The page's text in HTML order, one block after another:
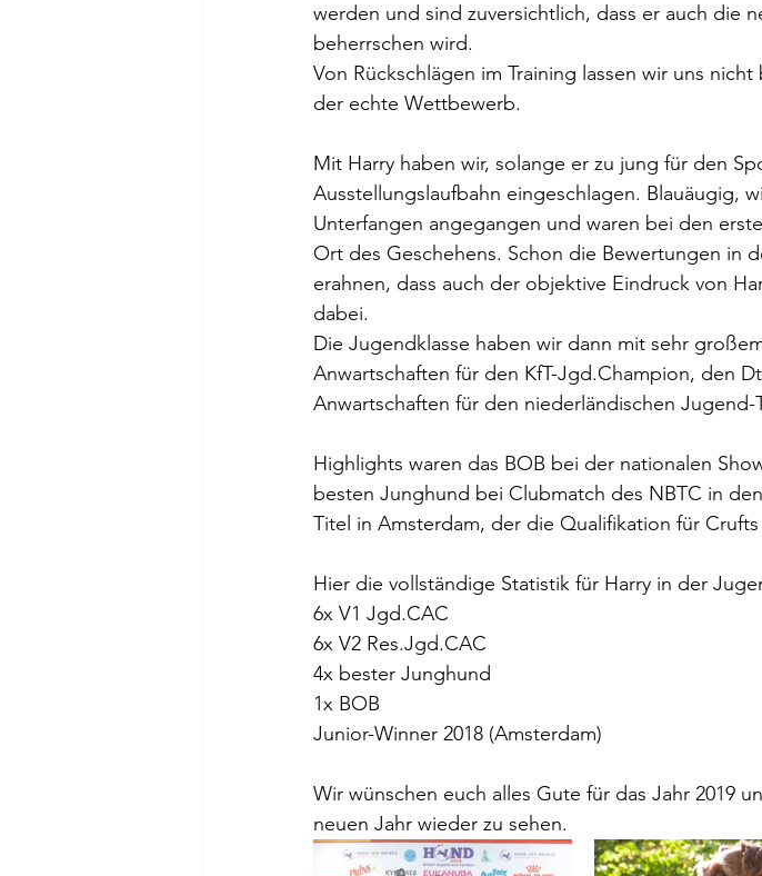
werden und sind zuversichtlich, dass er auch die
beherrschen wird.
Von Rückschlägen im Training lassen wir uns
der echte Wettbewerb.
Mit Harry haben wir, solange er zu jung für den
Ausstellungslaufbahn eingeschlagen. Blauäugig,
Unterfangen angegangen und waren bei den
Ort des Geschehens. Schon die Bewertungen in
erahnen, dass auch der objektive Eindruck von
dabei.
Die Jugendklasse haben wir dann mit sehr
Anwartschaften für den KfT-Jgd.Champion, den
Anwartschaften für den niederländischen Jugend-
Highlights waren das BOB bei der nationalen
besten Junghund bei Clubmatch des NBTC in
Titel in Amsterdam, der die Qualifikation für
Hier die vollständige Statistik für Harry in der
6x V1 Jgd.CAC
6x V2 Res.Jgd.CAC
4x bester Junghund
1x BOB
Junior-Winner 2018 (Amsterdam)
Wir wünschen euch alles Gute für das Jahr 2019
neuen Jahr wieder zu sehen.